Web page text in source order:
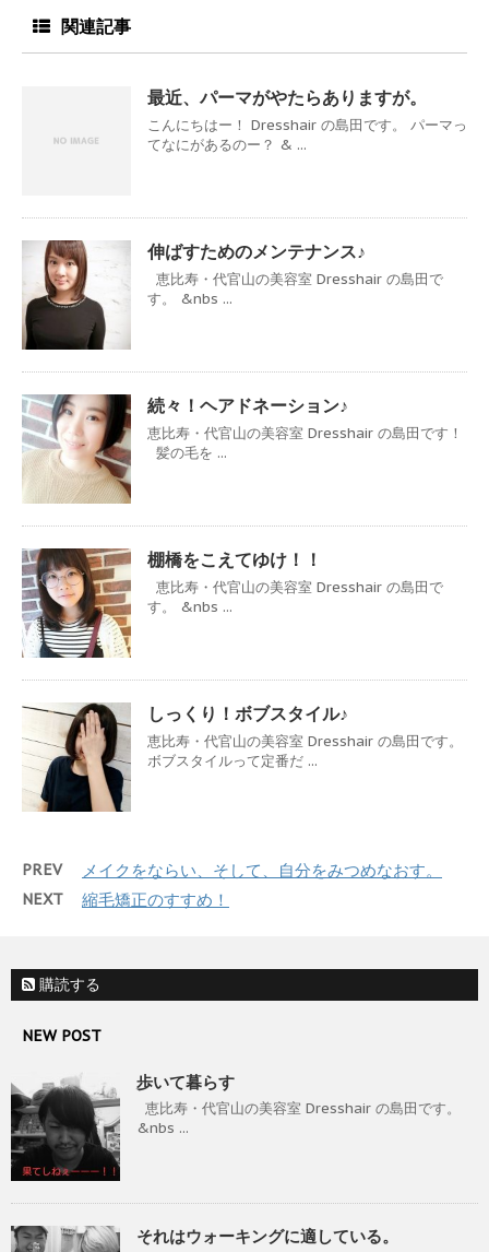
関連記事
最近、パーマがやたらありますが。
こんにちはー！ Dresshair の島田です。 パーマっ
てなにがあるのー？ & ...
伸ばすためのメンテナンス♪
恵比寿・代官山の美容室 Dresshair の島田で
す。 &nbs ...
続々！ヘアドネーション♪
恵比寿・代官山の美容室 Dresshair の島田です！
髪の毛を ...
棚橋をこえてゆけ！！
恵比寿・代官山の美容室 Dresshair の島田で
す。 &nbs ...
しっくり！ボブスタイル♪
恵比寿・代官山の美容室 Dresshair の島田です。
ボブスタイルって定番だ ...
PREV メイクをならい、そして、自分をみつめなおす。
NEXT 縮毛矯正のすすめ！
購読する
NEW POST
歩いて暮らす
恵比寿・代官山の美容室 Dresshair の島田です。
&nbs ...
それはウォーキングに適している。